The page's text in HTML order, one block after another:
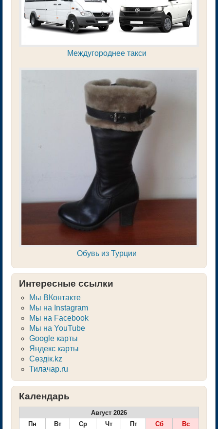
Междугороднее такси
Обувь из Турции
Интересные ссылки
Мы ВКонтакте
Мы на Instagram
Мы на Facebook
Мы на YouTube
Google карты
Яндекс карты
Сөздік.kz
Тилачар.ru
Календарь
Август 2026
Пн
Вт Ср Чт Пт Сб Вс